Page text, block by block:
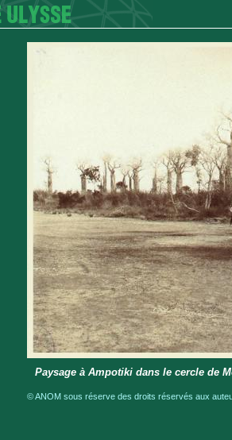
Paysage à Ampotiki dans le cercle de
© ANOM sous réserve des droits réservés aux